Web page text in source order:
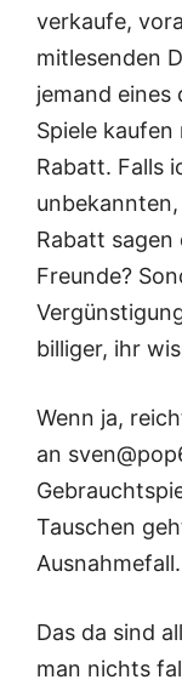
verkaufe,
mitlesenden
jemand eines
Spiele
Rabatt. Falls
Rabatt sagen
Freunde?
billiger, ihr
Wenn ja,
an
Tauschen
Ausnahmefall.
Das da sind
man nichts